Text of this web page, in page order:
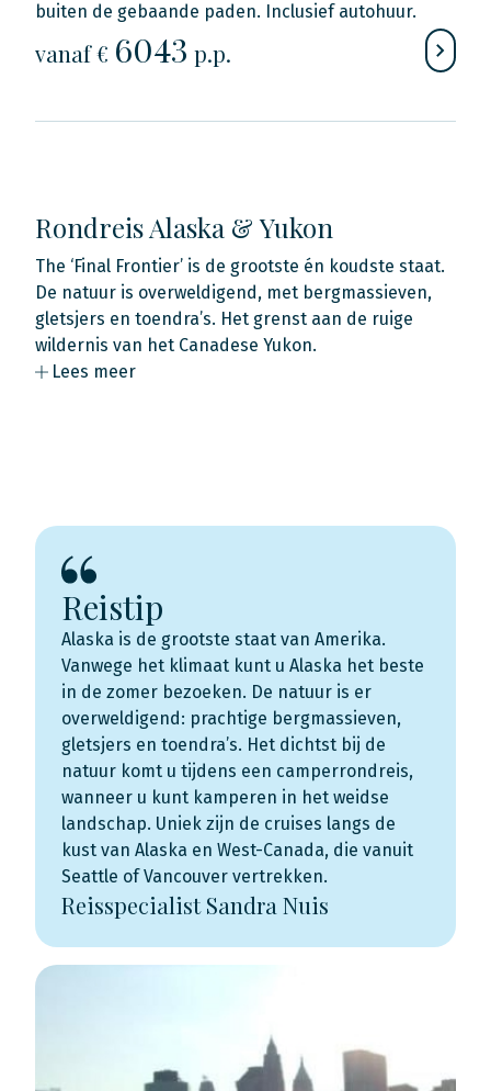
buiten de gebaande paden. Inclusief autohuur.
vanaf € 6043 p.p.
Rondreis Alaska & Yukon
The ‘Final Frontier’ is de grootste én koudste staat.
De natuur is overweldigend, met bergmassieven,
gletsjers en toendra’s. Het grenst aan de ruige
wildernis van het Canadese Yukon.
Lees meer
Reistip
Alaska is de grootste staat van Amerika.
Vanwege het klimaat kunt u Alaska het beste
in de zomer bezoeken. De natuur is er
overweldigend: prachtige bergmassieven,
gletsjers en toendra’s. Het dichtst bij de
natuur komt u tijdens een camperrondreis,
wanneer u kunt kamperen in het weidse
landschap. Uniek zijn de cruises langs de
kust van Alaska en West-Canada, die vanuit
Seattle of Vancouver vertrekken.
Reisspecialist Sandra Nuis